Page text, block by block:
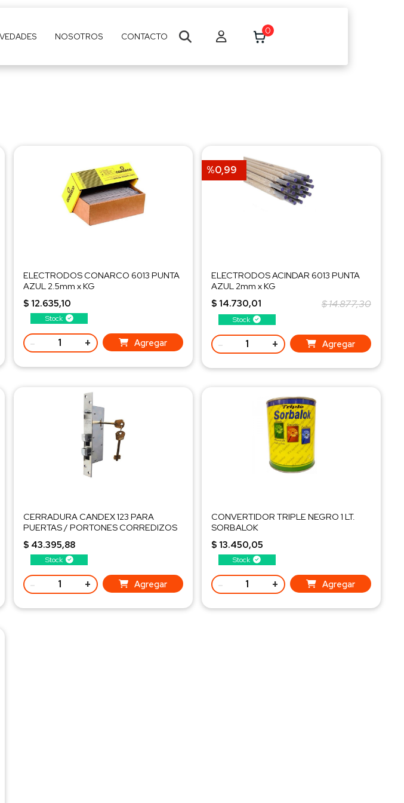
NOSOTROS CONTACTO
0
Stock
ELECTRODOS CONARCO 6013 PUNTA
AZUL 2.5mm x KG
$ 12.635,10
- + Agregar
%0,99
Stock
ELECTRODOS ACINDAR 6013 PUNTA
AZUL 2mm x KG
$ 14.730,01 $ 14.877,30
- + Agregar
Stock
CERRADURA CANDEX 123 PARA
PUERTAS / PORTONES CORREDIZOS
$ 43.395,88
- + Agregar
Stock
CONVERTIDOR TRIPLE NEGRO 1 LT.
SORBALOK
$ 13.450,05
- + Agregar